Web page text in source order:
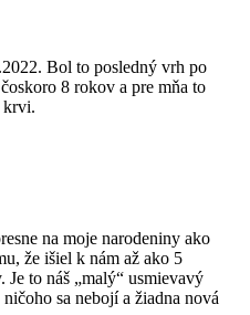
Bol to posledný vrh po
8 rokov a pre mňa to
krvi.
na moje narodeniny ako
že išiel k nám až ako 5
Je to náš „malý“ usmievavý
sa nebojí a žiadna nová